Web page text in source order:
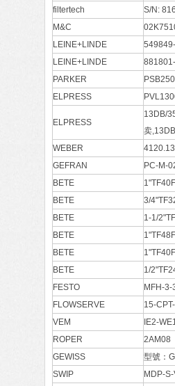
filtertech
S/N:
M&C
LEINE+LINDE
LEINE+LINDE
PARKER
ELPRESS
ELPRESS
13DB/
卖
WEBER
4120.13
GEFRAN
PC-M-
BETE
BETE
3/
BETE
1-1/
BETE
BETE
BETE
1/
FESTO
MFH-
FLOWSERVE
15-
VEM
IE2-
ROPER
2AM08
GEWISS
型號
SWIP
MDP-